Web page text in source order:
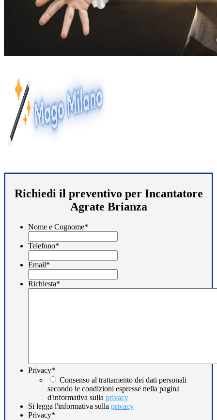
Richiedi il preventivo per Incantatore
Agrate Brianza
Nome e Cognome*
Telefono*
Email*
Richiesta*
Privacy*
Consenso al trattamento dei dati personali
secondo le condizioni espresse nella pagina
d'informativa sulla privacy
Si legga l'informativa sulla privacy
Privacy*